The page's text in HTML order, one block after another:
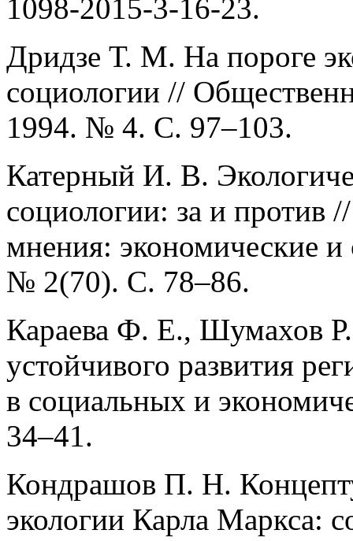
1098-2015-3-16-23.
Дридзе Т. М. На пороге
социологии //
1994. № 4. С. 97–103.
Катерный И. В.
социологии: за и против
мнения: экономические
№ 2(70). С. 78–86.
Караева Ф. Е., Шумахов
устойчивого развития
в социальных и
34–41.
Кондрашов П. Н.
экологии Карла Маркса: